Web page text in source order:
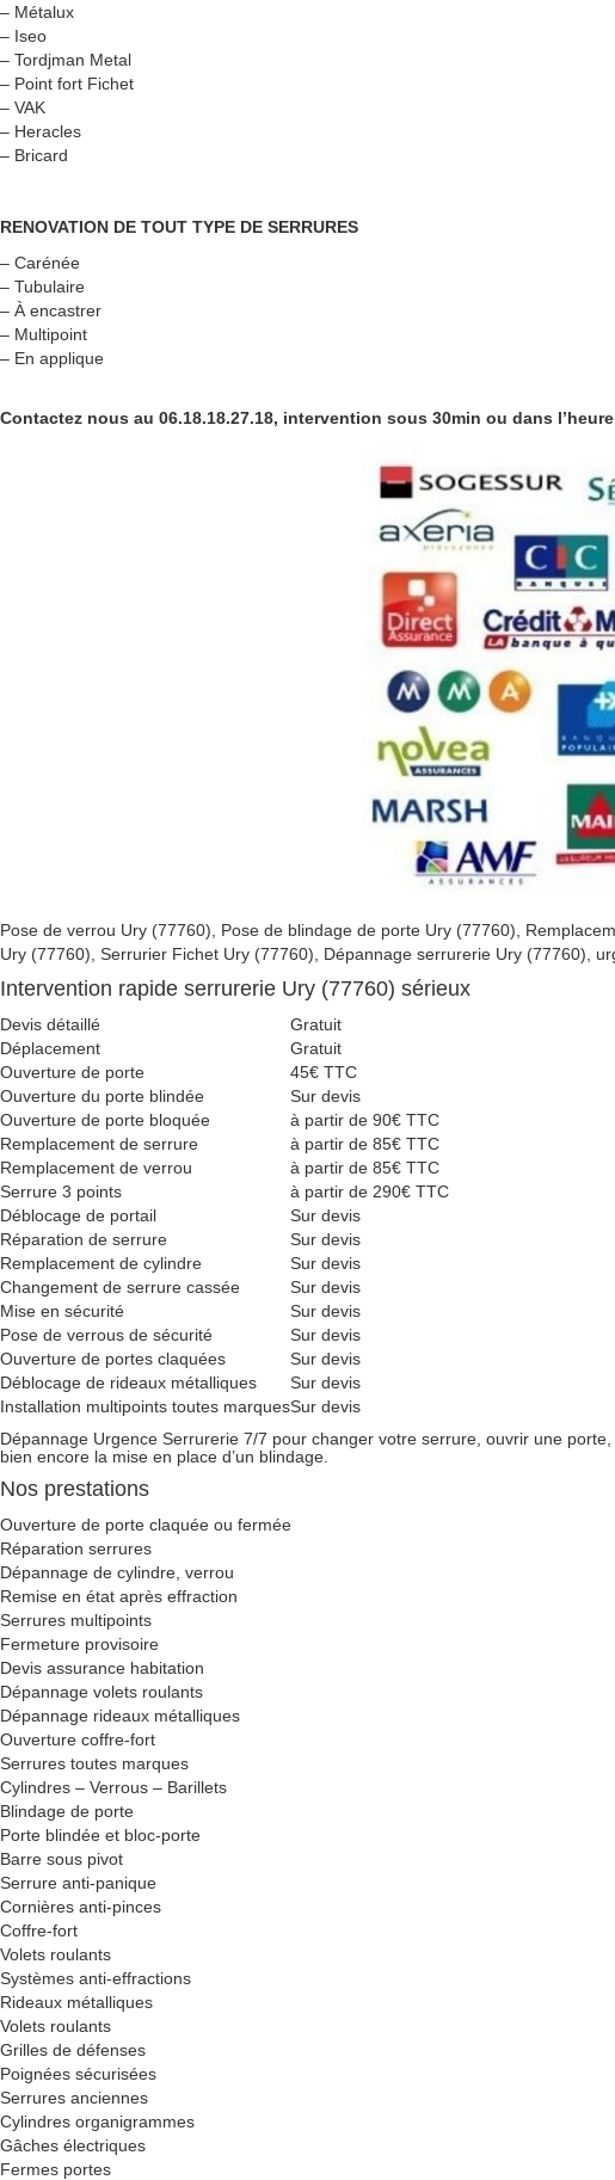
– Métalux
– Iseo
– Tordjman Metal
– Point fort Fichet
– VAK
– Heracles
– Bricard
RENOVATION DE TOUT TYPE DE SERRURES
– Carénée
– Tubulaire
– À encastrer
– Multipoint
– En applique
Contactez nous au 06.18.18.27.18, intervention sous 30min ou dans l’heure
Pose de verrou Ury (77760), Pose de blindage de porte Ury (77760),
Ury (77760), Serrurier Fichet Ury (77760), Dépannage serrurerie Ury (77760),
Intervention rapide serrurerie Ury (77760) sérieux
Devis détaillé
Gratuit
Déplacement
Gratuit
Ouverture de porte
45€ TTC
Ouverture du porte blindée
Sur devis
Ouverture de porte bloquée
à partir de 90€ TTC
Remplacement de serrure
à partir de 85€ TTC
Remplacement de verrou
à partir de 85€ TTC
Serrure 3 points
à partir de 290€ TTC
Déblocage de portail
Sur devis
Réparation de serrure
Sur devis
Remplacement de cylindre
Sur devis
Changement de serrure cassée
Sur devis
Mise en sécurité
Sur devis
Pose de verrous de sécurité
Sur devis
Ouverture de portes claquées
Sur devis
Déblocage de rideaux métalliques
Sur devis
Installation multipoints toutes marquesSur devis
Dépannage Urgence Serrurerie 7/7 pour changer votre serrure, ouvrir une
bien encore la mise en place d’un blindage.
Nos prestations
Ouverture de porte claquée ou fermée
Réparation serrures
Dépannage de cylindre, verrou
Remise en état après effraction
Serrures multipoints
Fermeture provisoire
Devis assurance habitation
Dépannage volets roulants
Dépannage rideaux métalliques
Ouverture coffre-fort
Serrures toutes marques
Cylindres – Verrous – Barillets
Blindage de porte
Porte blindée et bloc-porte
Barre sous pivot
Serrure anti-panique
Cornières anti-pinces
Coffre-fort
Volets roulants
Systèmes anti-effractions
Rideaux métalliques
Volets roulants
Grilles de défenses
Poignées sécurisées
Serrures anciennes
Cylindres organigrammes
Gâches électriques
Fermes portes